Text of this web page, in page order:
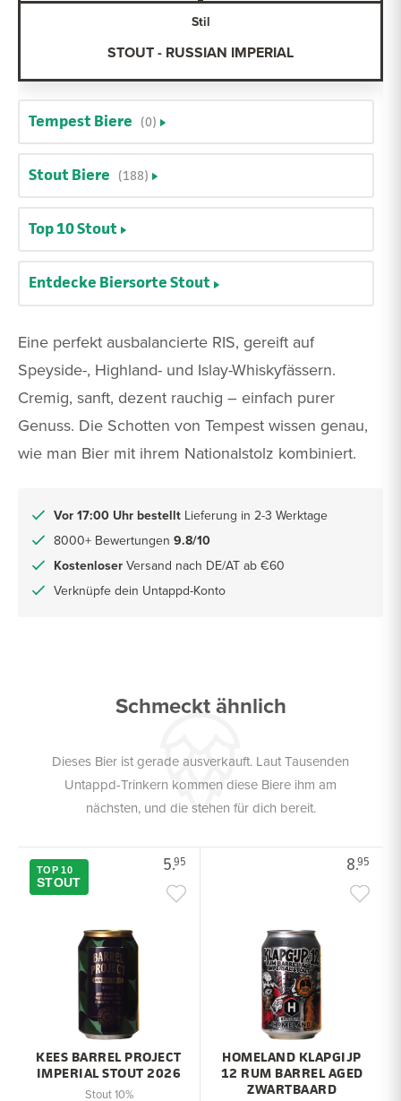
Eine perfekt ausbalancierte RIS, gereift auf
Speyside-, Highland- und Islay-Whiskyfässern.
Cremig, sanft, dezent rauchig – einfach purer
Genuss. Die Schotten von Tempest wissen genau,
wie man Bier mit ihrem Nationalstolz kombiniert.
Vor 17:00 Uhr bestellt Lieferung in 2-3 Werktage
8000+ Bewertungen 9.8/10
Kostenloser Versand nach DE/AT ab €60
Verknüpfe dein Untappd-Konto
Stil
STOUT - RUSSIAN IMPERIAL
Tempest Biere (0)
Stout Biere (188)
Top 10 Stout
Entdecke Biersorte Stout
Schmeckt ähnlich
Dieses Bier ist gerade ausverkauft. Laut Tausenden
Untappd-Trinkern kommen diese Biere ihm am
nächsten, und die stehen für dich bereit.
5.95
TOP 10
STOUT
KEES BARREL PROJECT
IMPERIAL STOUT 2026
Stout 10%
8.95
HOMELAND KLAPGIJP
12 RUM BARREL AGED
ZWARTBAARD